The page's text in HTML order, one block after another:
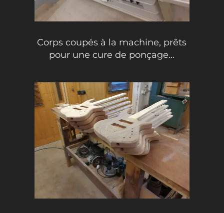
Corps coupés à la machine, prêts
pour une cure de ponçage...